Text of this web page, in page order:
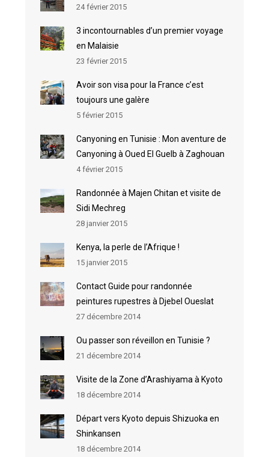
24 février 2015
3 incontournables d’un premier voyage
en Malaisie
23 février 2015
Avoir son visa pour la France c’est
toujours une galère
5 février 2015
Canyoning en Tunisie : Mon aventure de
Canyoning à Oued El Guelb à Zaghouan
4 février 2015
Randonnée à Majen Chitan et visite de
Sidi Mechreg
28 janvier 2015
Kenya, la perle de l’Afrique !
15 janvier 2015
Contact Guide pour randonnée
peintures rupestres à Djebel Oueslat
27 décembre 2014
Ou passer son réveillon en Tunisie ?
21 décembre 2014
Visite de la Zone d’Arashiyama à Kyoto
18 décembre 2014
Départ vers Kyoto depuis Shizuoka en
Shinkansen
18 décembre 2014